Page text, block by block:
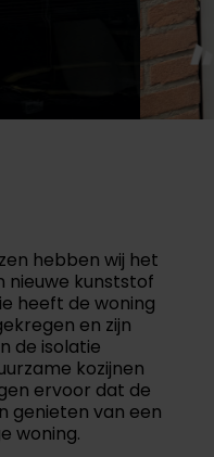
hebben wij het
nieuwe kunststof
heeft de woning
en zijn
de isolatie
kozijnen
ervoor dat de
genieten van een
woning.